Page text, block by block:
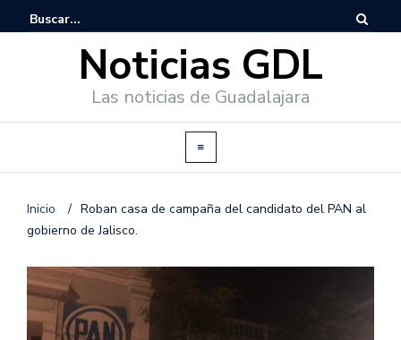
Noticias GDL
Las noticias de Guadalajara
Inicio / Roban casa de campaña del candidato del PAN al
gobierno de Jalisco.